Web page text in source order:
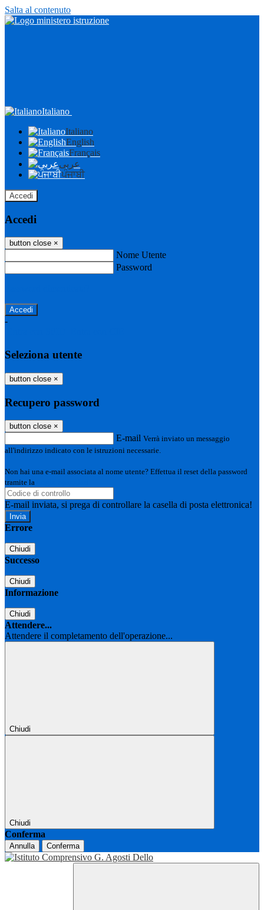
Salta al contenuto
Italiano
Italiano
English
Français
عربى
ਪੰਜਾਬੀ
Accedi
Accedi
button close ×
Nome Utente
Password
-
Seleziona utente
button close ×
Recupero password
button close ×
E-mail Verrà inviato un messaggio
all'indirizzo indicato con le istruzioni necessarie.
Non hai una e-mail associata al nome utente? Effettua il reset della password
tramite la
E-mail inviata, si prega di controllare la casella di posta elettronica!
Errore
Chiudi
Successo
Chiudi
Informazione
Chiudi
Attendere...
Attendere il completamento dell'operazione...
Chiudi
Chiudi
Conferma
Annulla Conferma